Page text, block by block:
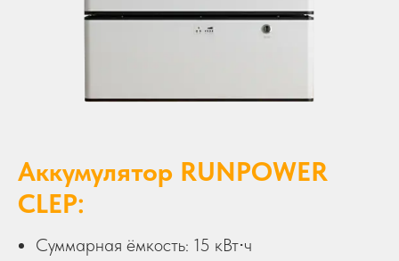
Аккумулятор RUNPOWER
CLEP:
Суммарная ёмкость: 15 кВт⋅ч